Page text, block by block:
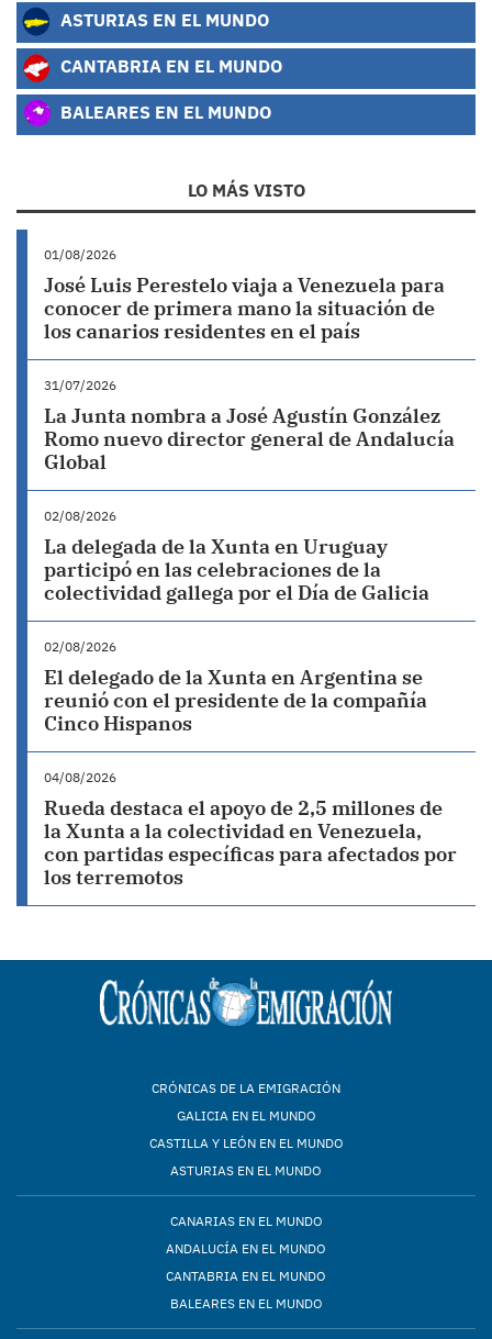
ASTURIAS EN EL MUNDO
CANTABRIA EN EL MUNDO
BALEARES EN EL MUNDO
LO MÁS VISTO
01/08/2026
José Luis Perestelo viaja a Venezuela para
conocer de primera mano la situación de
los canarios residentes en el país
31/07/2026
La Junta nombra a José Agustín González
Romo nuevo director general de Andalucía
Global
02/08/2026
La delegada de la Xunta en Uruguay
participó en las celebraciones de la
colectividad gallega por el Día de Galicia
02/08/2026
El delegado de la Xunta en Argentina se
reunió con el presidente de la compañía
Cinco Hispanos
04/08/2026
Rueda destaca el apoyo de 2,5 millones de
la Xunta a la colectividad en Venezuela,
con partidas específicas para afectados por
los terremotos
CRÓNICAS DE LA EMIGRACIÓN
GALICIA EN EL MUNDO
CASTILLA Y LEÓN EN EL MUNDO
ASTURIAS EN EL MUNDO
CANARIAS EN EL MUNDO
ANDALUCÍA EN EL MUNDO
CANTABRIA EN EL MUNDO
BALEARES EN EL MUNDO